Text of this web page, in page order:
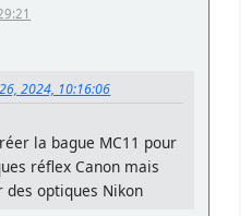
2024, 10:16:06
la bague MC11 pour
réflex Canon mais
optiques Nikon